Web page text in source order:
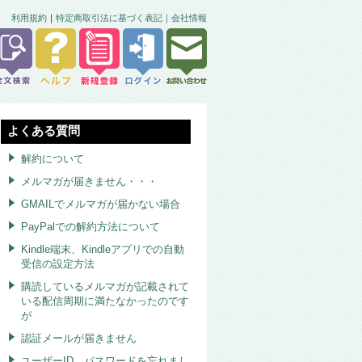
利用規約 ｜ 特定商取引法に基づく表記｜ 会社情報
よくある質問
解約について
メルマガが届きません・・・
GMAILでメルマガが届かない場合
PayPalでの解約方法について
Kindle端末、Kindleアプリでの自動
受信の設定方法
購読しているメルマガが記載されて
いる配信周期に満たなかったのです
が
認証メールが届きません